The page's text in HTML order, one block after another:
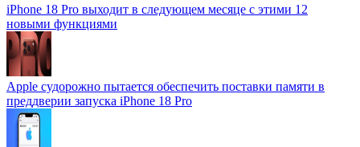
iPhone 18 Pro выходит в следующем месяце с этими 12
новыми функциями
Apple судорожно пытается обеспечить поставки памяти в
преддверии запуска iPhone 18 Pro